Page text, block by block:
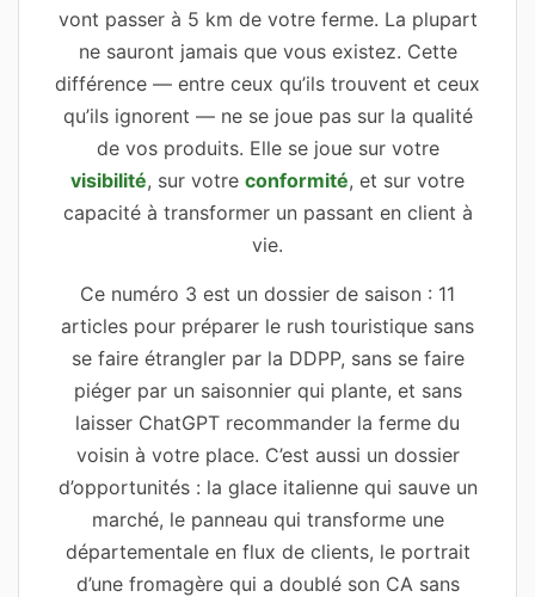
vont passer à 5 km de votre ferme. La plupart
ne sauront jamais que vous existez. Cette
différence — entre ceux qu’ils trouvent et ceux
qu’ils ignorent — ne se joue pas sur la qualité
de vos produits. Elle se joue sur votre
visibilité, sur votre conformité, et sur votre
capacité à transformer un passant en client à
vie.
Ce numéro 3 est un dossier de saison : 11
articles pour préparer le rush touristique sans
se faire étrangler par la DDPP, sans se faire
piéger par un saisonnier qui plante, et sans
laisser ChatGPT recommander la ferme du
voisin à votre place. C’est aussi un dossier
d’opportunités : la glace italienne qui sauve un
marché, le panneau qui transforme une
départementale en flux de clients, le portrait
d’une fromagère qui a doublé son CA sans